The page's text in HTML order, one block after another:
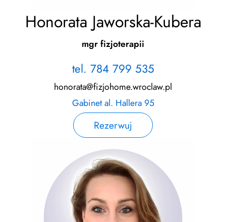
Honorata Jaworska-Kubera
mgr fizjoterapii
tel. 784 799 535
honorata@fizjohome.wroclaw.pl
Gabinet al. Hallera 95
Rezerwuj